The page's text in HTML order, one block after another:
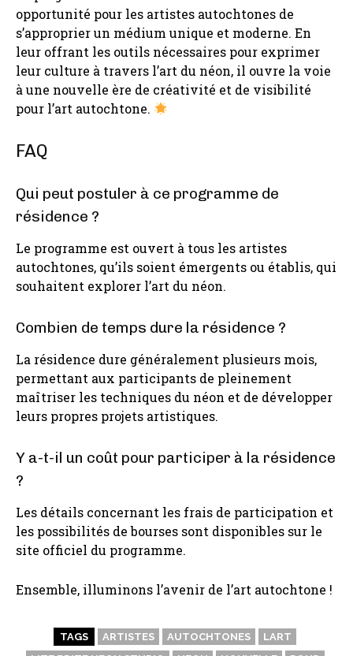
opportunité pour les artistes autochtones de
s’approprier un médium unique et moderne. En
leur offrant les outils nécessaires pour exprimer
leur culture à travers l’art du néon, il ouvre la voie
à une nouvelle ère de créativité et de visibilité
pour l’art autochtone.
FAQ
Qui peut postuler à ce programme de
résidence ?
Le programme est ouvert à tous les artistes
autochtones, qu’ils soient émergents ou établis, qui
souhaitent explorer l’art du néon.
Combien de temps dure la résidence ?
La résidence dure généralement plusieurs mois,
permettant aux participants de pleinement
maîtriser les techniques du néon et de développer
leurs propres projets artistiques.
Y a-t-il un coût pour participer à la résidence
?
Les détails concernant les frais de participation et
les possibilités de bourses sont disponibles sur le
site officiel du programme.
Ensemble, illuminons l’avenir de l’art autochtone !
TAGS ARTISTES AUTOCHTONES
LART